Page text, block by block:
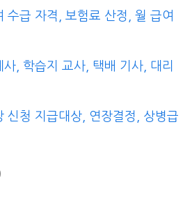
수급 자격, 보험료 산정, 월 급여
, 학습지 교사, 택배 기사, 대리
신청 지급대상, 연장결정, 상병급